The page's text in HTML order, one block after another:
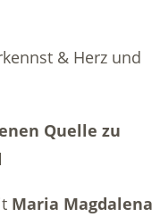
& Herz und
Quelle zu
Maria Magdalena